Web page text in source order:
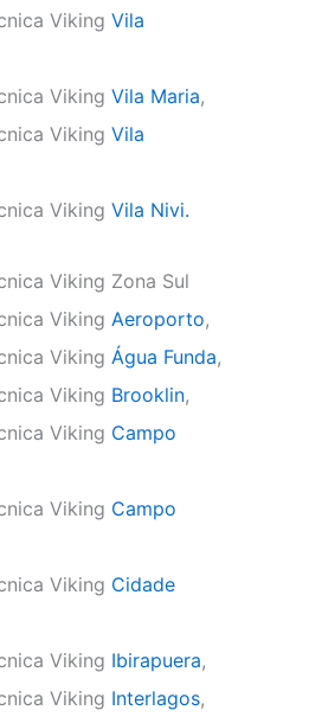
Viking Vila
Viking Vila Maria,
Viking Vila
Viking Vila Nivi.
Viking Zona Sul
Viking Aeroporto,
Viking Água Funda,
Viking Brooklin,
Viking Campo
Viking Campo
Viking Cidade
Viking Ibirapuera,
Viking Interlagos,